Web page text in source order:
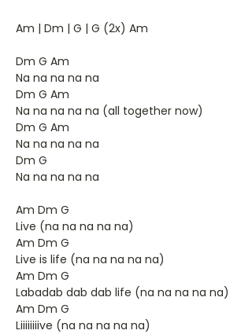
Am | Dm | G | G (2x) Am
Dm G Am
Na na na na na
Dm G Am
Na na na na na (all together now)
Dm G Am
Na na na na na
Dm G
Na na na na na
Am Dm G
Live (na na na na na)
Am Dm G
Live is life (na na na na na)
Am Dm G
Labadab dab dab life (na na na na na)
Am Dm G
Liiiiiiiive (na na na na na)